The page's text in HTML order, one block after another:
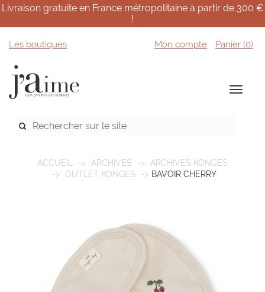
Livraison gratuite en France métropolitaine à partir de 300 €
!
Les boutiques Mon compte Panier (0)
ACCUEIL ARCHIVES
ARCHIVES KONGES
OUTLET KONGES
BAVOIR CHERRY